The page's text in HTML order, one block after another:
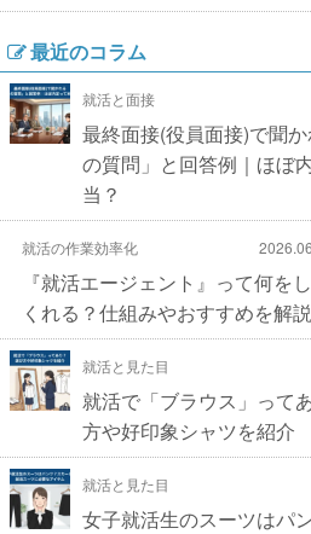
最近のコラム
就活と面接
最終面接(役員面接)で聞
の質問」と回答例｜ほぼ
当？
就活の作業効率化
『就活エージェント』って何を
くれる？仕組みやおすすめを解説
就活と見た目
就活で「ブラウス」って
方や好印象シャツを紹介
就活と見た目
女子就活生のスーツはパ